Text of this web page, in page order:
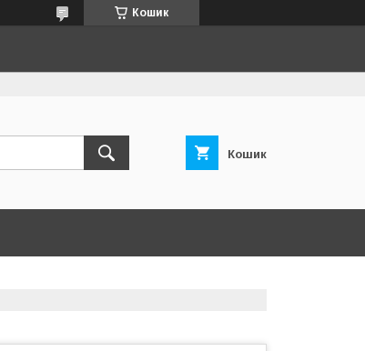
Кошик
Кошик